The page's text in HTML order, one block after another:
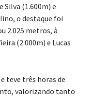
Silva (1.600m) e
o destaque foi
2.025 metros, à
(2.000m) e Lucas
teve três horas de
valorizando tanto